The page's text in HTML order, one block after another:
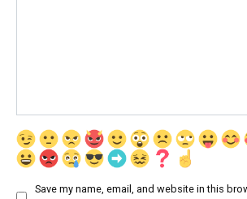
Save my name, email, and website in this